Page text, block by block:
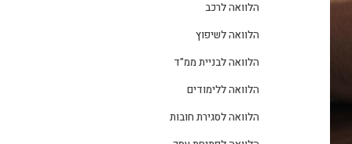
הלוואה לרכב
הלוואה לשיפוץ
הלוואה לבניית ממ"ד
הלוואה ללימודים
הלוואה לסגירת חובות